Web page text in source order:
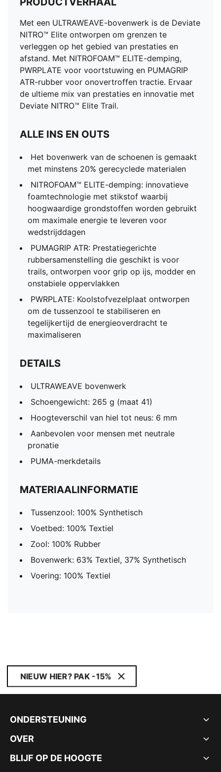
Met een ULTRAWEAVE-bovenwerk is de Deviate
NITRO™ Elite ontworpen om grenzen te
verleggen op het gebied van prestaties en
afstand. Met NITROFOAM™ ELITE-demping,
PWRPLATE voor voortstuwing en PUMAGRIP
ATR-rubber voor onovertroffen tractie. Ervaar
de ultieme mix van prestaties en innovatie met
Deviate NITRO™ Elite Trail.
ALLE INS EN OUTS
Het bovenwerk van de schoenen is gemaakt
met minstens 20% gerecyclede materialen
NITROFOAM™ ELITE-demping: innovatieve
foamtechnologie met stikstof waarbij
hoogwaardige grondstoffen worden gebruikt
om maximale energie te leveren voor
wedstrijddagen
PUMAGRIP ATR: Prestatiegerichte
rubbersamenstelling die geschikt is voor
trails, ontworpen voor grip op ijs, modder en
onstabiele oppervlakken
PWRPLATE: Koolstofvezelplaat ontworpen
om de tussenzool te stabiliseren en
tegelijkertijd de energieoverdracht te
maximaliseren
DETAILS
ULTRAWEAVE bovenwerk
Schoengewicht: 265 g (maat 41)
Hoogteverschil van hiel tot neus: 6 mm
Aanbevolen voor mensen met neutrale
pronatie
PUMA-merkdetails
MATERIAALINFORMATIE
Tussenzool: 100% Synthetisch
Voetbed: 100% Textiel
Zool: 100% Rubber
Bovenwerk: 63% Textiel, 37% Synthetisch
Voering: 100% Textiel
NIEUW HIER? PAK -15%
ONDERSTEUNING
OVER
BLIJF OP DE HOOGTE